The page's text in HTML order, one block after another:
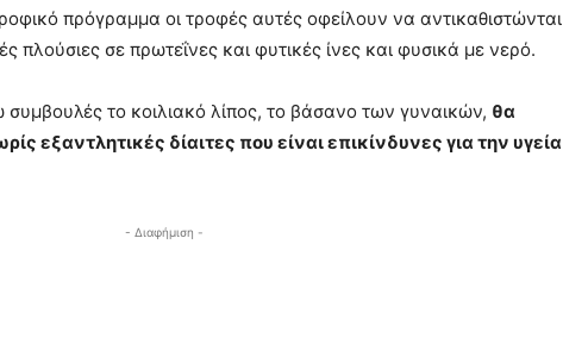
πρόγραμμα οι τροφές αυτές οφείλουν να αντικαθιστώνται
σε πρωτεΐνες και φυτικές ίνες και φυσικά με νερό.
το κοιλιακό λίπος, το βάσανο των γυναικών, θα
εξαντλητικές δίαιτες που είναι επικίνδυνες για την υγεία
- Διαφήμιση -